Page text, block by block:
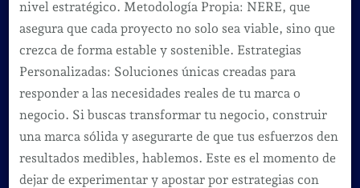
nivel estratégico. Metodología Propia: NERE, que
asegura que cada proyecto no solo sea viable, sino que
crezca de forma estable y sostenible. Estrategias
Personalizadas: Soluciones únicas creadas para
responder a las necesidades reales de tu marca o
negocio. Si buscas transformar tu negocio, construir
una marca sólida y asegurarte de que tus esfuerzos den
resultados medibles, hablemos. Este es el momento de
dejar de experimentar y apostar por estrategias con